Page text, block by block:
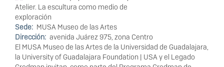
Sede
MUSA Museo de las Artes
Dirección avenida Juárez 975, zona Centro
El MUSA Museo de las Artes de la Universidad de Guadalajara,
la University of Guadalajara Foundation | USA y el Legado